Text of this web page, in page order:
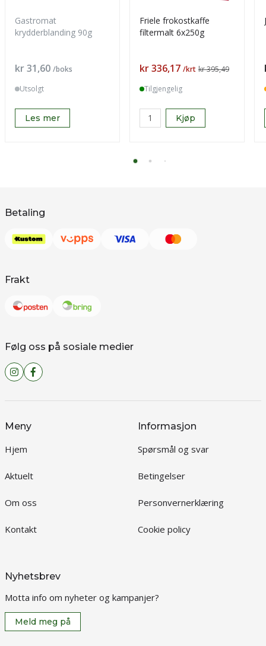
Gastromat
krydderblanding 90g
Pris
kr 31,60 /boks
Utsolgt
Les mer
Friele frokostkaffe
filtermalt 6x250g
Pris
kr 336,17 /krt kr 395,49
Tilgjengelig
Kjøp
Betaling
Frakt
Følg oss på sosiale medier
Meny
Hjem
Aktuelt
Om oss
Kontakt
Informasjon
Spørsmål og svar
Betingelser
Personvernerklæring
Cookie policy
Nyhetsbrev
Motta info om nyheter og kampanjer?
Meld meg på